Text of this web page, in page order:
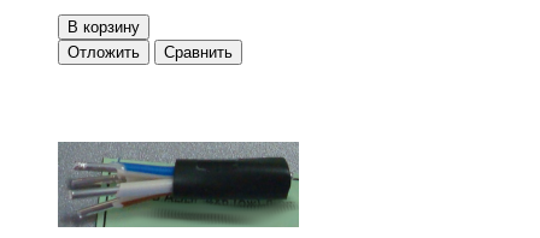
В корзину
Отложить
Сравнить